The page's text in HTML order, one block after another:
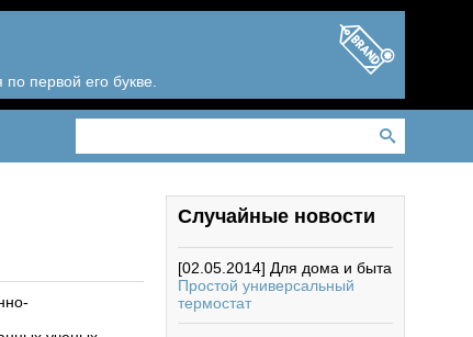
первой его букве.
Случайные новости
[02.05.2014] Для дома и быта
Простой универсальный
термостат